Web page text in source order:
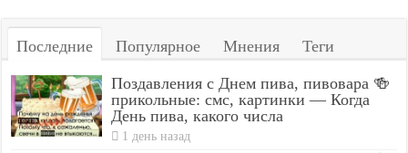
Последние Популярное Мнения Теги
Поздавления с Днем пива, пивовара 🍻
прикольные: смс, картинки — Когда
День пива, какого числа
1 день назад